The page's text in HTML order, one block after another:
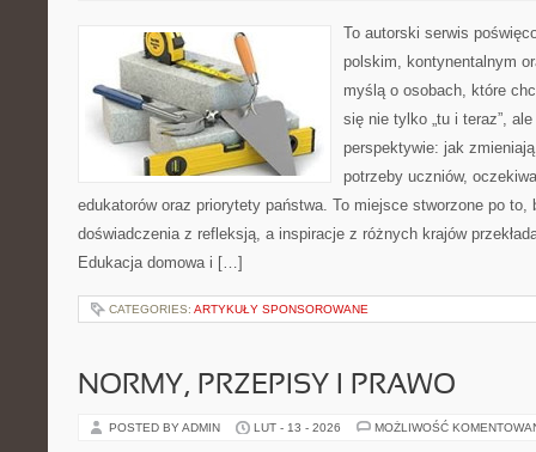
To autorski serwis
polskim, kontynentalnym
myślą o osobach, które
się nie tylko „tu i teraz”,
perspektywie: jak
potrzeby uczniów,
edukatorów oraz priorytety państwa. To miejsce stworzone po to,
doświadczenia z refleksją, a inspiracje z różnych krajów
Edukacja domowa i […]
CATEGORIES: ARTYKUŁY SPONSOROWANE
NORMY, PRZEPISY I PRAWO
POSTED BY ADMIN LUT - 13 - 2026 MOŻLIWOŚĆ